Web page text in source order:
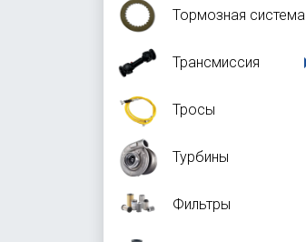
Тормозная система
Трансмиссия
Тросы
Турбины
Фильтры